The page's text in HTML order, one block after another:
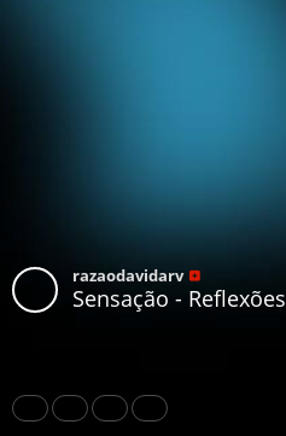
razaodavidarv
Sensação - Reflexões
Share Like